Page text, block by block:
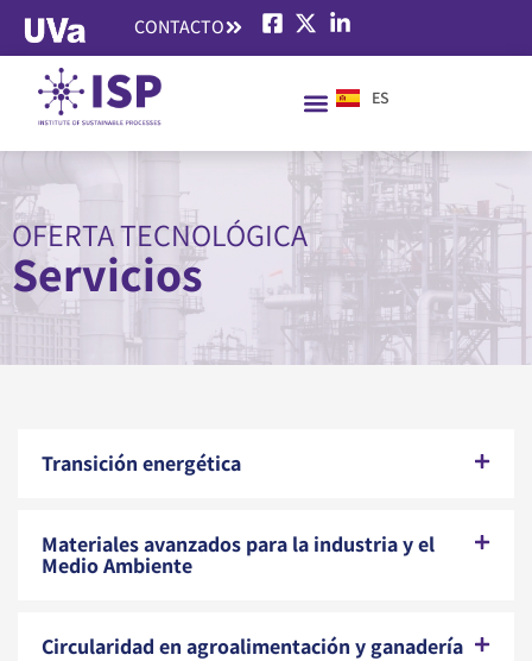
CONTACTO
ES
EN
OFERTA TECNOLÓGICA
Servicios
Transición energética
Materiales avanzados para la industria y el
Medio Ambiente
Circularidad en agroalimentación y ganadería